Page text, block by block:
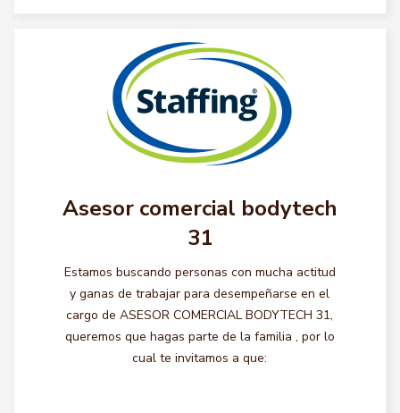
Asesor comercial bodytech
31
Estamos buscando personas con mucha actitud
y ganas de trabajar para desempeñarse en el
cargo de ASESOR COMERCIAL BODYTECH 31,
queremos que hagas parte de la familia , por lo
cual te invitamos a que: